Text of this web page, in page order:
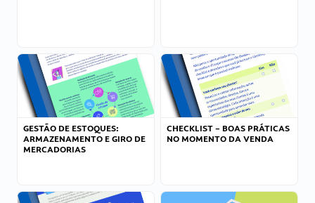
GESTÃO DE ESTOQUES:
ARMAZENAMENTO E GIRO DE
MERCADORIAS
CHECKLIST – BOAS PRÁTICAS
NO MOMENTO DA VENDA